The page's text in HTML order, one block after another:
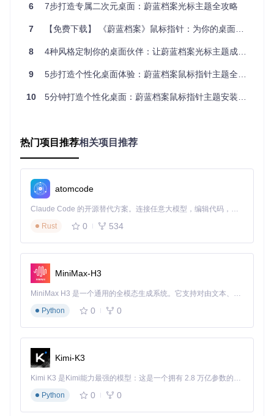
扰是影响效率的隐形杀手。迷你版指针采用优化后的16x16像
保持精准的定位反馈。实际测试显示，使用迷你版指针可使连
特别适合编程开发场景的是，迷你版的文本选择指针采用了斜
切设计，在代码编辑器中能够更清晰地指示光标位置，减少行
内定位错误。而帮助状态指针的蓝白配色方案，在IDE的深色
主题背景下依然保持高对比度，确保调试过程中的提示可见
性。
创意设计工作流：尝试这样搭配动画效果激发灵感
创意工作者需要的不仅是工具，更是能够激发灵感的工作环
境。标准版指针的丰富动画效果为设计过程增添生动气息：背
景指针的缓慢呼吸效果模拟纸张微动，文本输入指针的流畅闪
烁如同真实书写，加载状态的循环动画则采用游戏中标志性的
UI元素，在等待渲染或导出时提供愉悦的视觉反馈。
设计师实测表明，在使用包含动画效果的指针时，创意工作的
连续专注时间平均延长25%，设计方案的迭代效率提升18%。
这些微妙的动态元素不会分散注意力，反而通过潜意识的视觉
游戏娱乐环境：构建无缝衔接的虚拟世界体验
对于游戏爱好者而言，桌面环境与游戏世界的割裂感常常破坏
沉浸体验。千年学园版指针以游戏中的科技元素为设计灵感，
将界面交互与游戏美学无缝融合。当你在游戏社区浏览攻略或
观看游戏直播时，科技感十足的指针设计让整个数字体验保持
6 7步打造专属二次元桌面：蔚蓝档案光标主题全攻略
7 【免费下载】 《蔚蓝档案》鼠标指针：为你的桌面增添一抹游戏色彩
8 4种风格定制你的桌面伙伴：让蔚蓝档案光标主题成为你的跨次元助手
9 5步打造个性化桌面体验：蔚蓝档案鼠标指针主题全攻略
10 5分钟打造个性化桌面：蔚蓝档案鼠标指针主题安装与使用指南
热门项目推荐相关项目推荐
atomcode
Claude Code 的开源替代方案。连接任意大模型，编辑代码，运行命令，自动验证 — 全自动执行。用 Rust 构建，极致性能。 ｜ An open-source alternative to Claude Code. Connect any LLM, edit code, run commands, and verify changes — autonomously. Built in Rust for speed. Get Started
Rust
0 534
MiniMax-H3
MiniMax H3 是一个通用的全模态生成系统。它支持对由文本、图像、视频和音频组成的多模态上下文进行统一理解，并能生成分辨率高达 2K、时长可达 15 秒的带原生立体声音频的视频。得益于面向任务泛化的系统设计，H3 在预训练阶段就已具备广泛的多模态上下文理解与生成能力，能够出色地执行复杂的多模态指令。
Python
0 0
Kimi-K3
Kimi K3 是Kimi能力最强的模型：这是一个拥有 2.8 万亿参数的混合专家（MoE）模型，具备原生视觉理解能力，并支持 100 万 token 的上下文窗口。
Python
0 0